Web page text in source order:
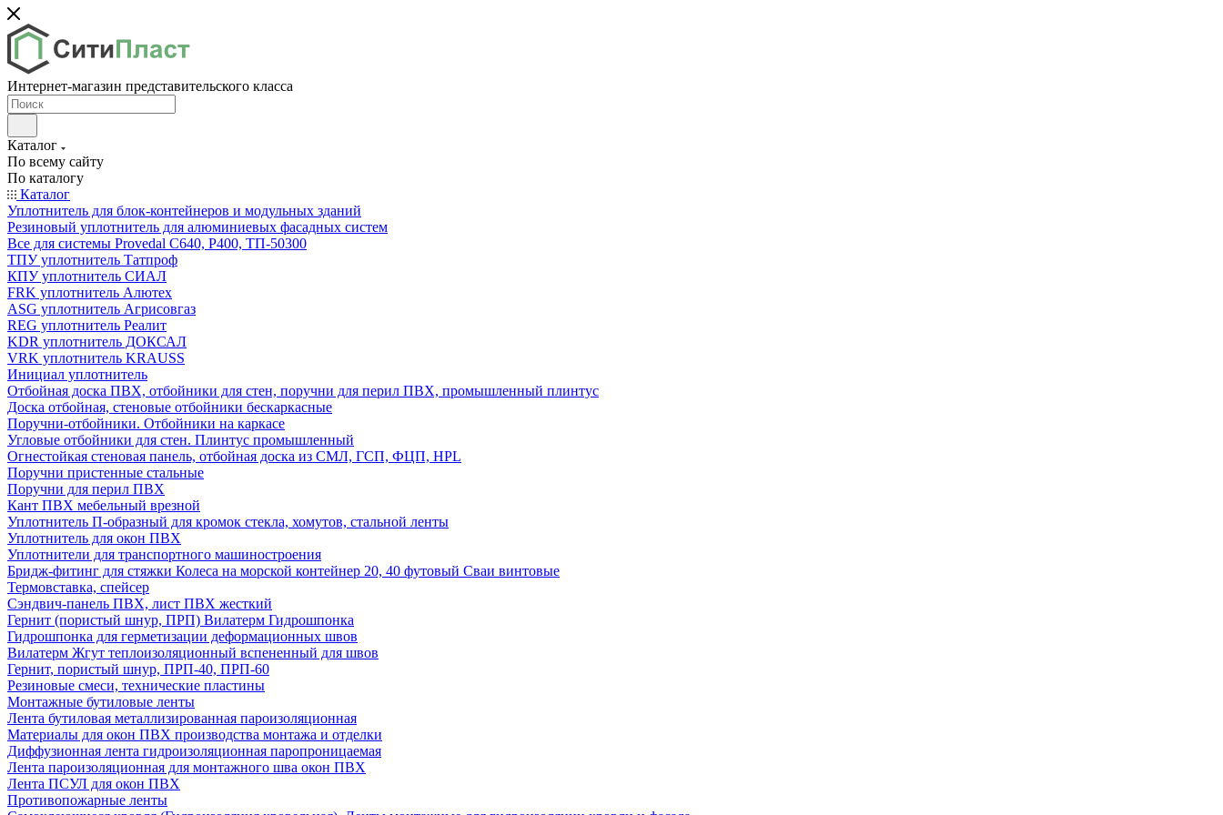
Интернет-магазин представительского класса
Каталог
По всему сайту
По каталогу
Каталог
Уплотнитель для блок-контейнеров и модульных зданий
Резиновый уплотнитель для алюминиевых фасадных систем
Все для системы Provedal С640, Р400, ТП-50300
ТПУ уплотнитель Татпроф
КПУ уплотнитель СИАЛ
FRK уплотнитель Алютех
ASG уплотнитель Агрисовгаз
REG уплотнитель Реалит
KDR уплотнитель ДОКСАЛ
VRK уплотнитель KRAUSS
Инициал уплотнитель
Отбойная доска ПВХ, отбойники для стен, поручни для перил ПВХ, промышленный плинтус
Доска отбойная, стеновые отбойники бескаркасные
Поручни-отбойники. Отбойники на каркасе
Угловые отбойники для стен. Плинтус промышленный
Огнестойкая стеновая панель, отбойная доска из СМЛ, ГСП, ФЦП, HPL
Поручни пристенные стальные
Поручни для перил ПВХ
Кант ПВХ мебельный врезной
Уплотнитель П-образный для кромок стекла, хомутов, стальной ленты
Уплотнитель для окон ПВХ
Уплотнители для транспортного машиностроения
Бридж-фитинг для стяжки Колеса на морской контейнер 20, 40 футовый Сваи винтовые
Термовставка, спейсер
Сэндвич-панель ПВХ, лист ПВХ жесткий
Гернит (пористый шнур, ПРП) Вилатерм Гидрошпонка
Гидрошпонка для герметизации деформационных швов
Вилатерм Жгут теплоизоляционный вспененный для швов
Гернит, пористый шнур, ПРП-40, ПРП-60
Резиновые смеси, технические пластины
Монтажные бутиловые ленты
Лента бутиловая металлизированная пароизоляционная
Материалы для окон ПВХ производства монтажа и отделки
Диффузионная лента гидроизоляционная паропроницаемая
Лента пароизоляционная для монтажного шва окон ПВХ
Лента ПСУЛ для окон ПВХ
Противопожарные ленты